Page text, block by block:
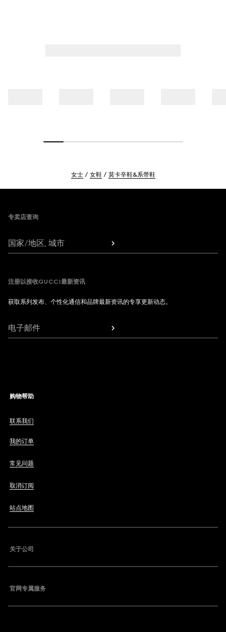
女士 女鞋 莫卡辛鞋&系带鞋
专卖店查询
国家/地区, 城市
注册以接收GUCCI最新资讯
获取系列发布、个性化通信和品牌最新资讯的专享更新动态。
电子邮件
购物帮助
联系我们
我的订单
常见问题
取消订阅
站点地图
关于公司
官网专属服务